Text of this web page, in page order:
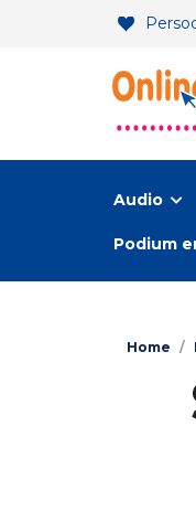
Audio
Podium
Home /